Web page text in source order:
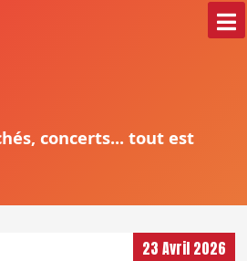
concerts... tout est
23 Avril 2026